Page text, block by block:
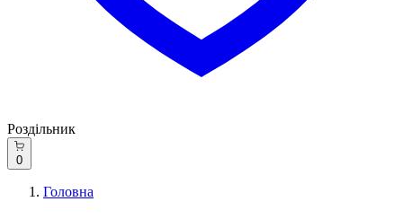
Роздільник
0
Головна